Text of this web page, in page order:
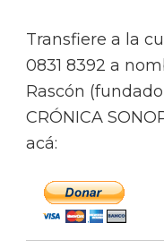
Transfiere a la
0831 8392 a
Rascón
CRÓNICA
acá: